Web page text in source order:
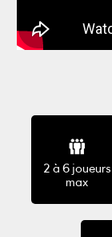
2 à 6 joueurs
max